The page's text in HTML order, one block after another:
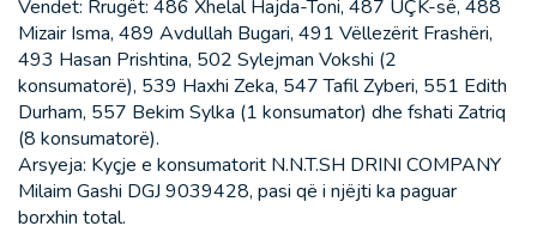
Vendet: Rrugët: 486 Xhelal Hajda-Toni, 487 UÇK-së, 488
Mizair Isma, 489 Avdullah Bugari, 491 Vëllezërit Frashëri,
493 Hasan Prishtina, 502 Sylejman Vokshi (2
konsumatorë), 539 Haxhi Zeka, 547 Tafil Zyberi, 551 Edith
Durham, 557 Bekim Sylka (1 konsumator) dhe fshati Zatriq
(8 konsumatorë).
Arsyeja: Kyçje e konsumatorit N.N.T.SH DRINI COMPANY
Milaim Gashi DGJ 9039428, pasi që i njëjti ka paguar
borxhin total.